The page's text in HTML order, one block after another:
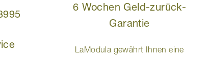
6 Wochen Geld-zurück-
Garantie
LaModula gewährt Ihnen eine